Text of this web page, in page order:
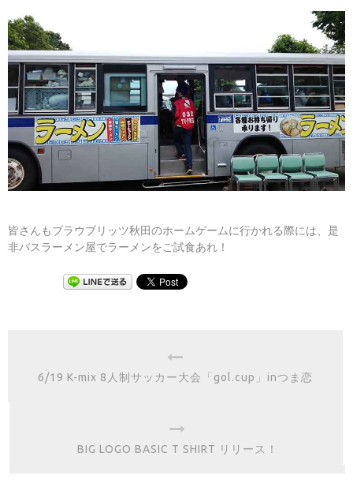
皆さんもブラウブリッツ秋田のホームゲームに行かれる際には、是
非バスラーメン屋でラーメンをご試食あれ！
6/19 K-mix 8人制サッカー大会「gol.cup」inつま恋
BIG LOGO BASIC T SHIRT リリース！